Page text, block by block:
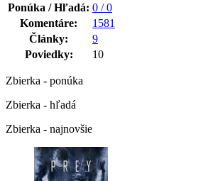
Ponúka / Hľadá: 0 / 0
Komentáre:
1581
Články:
9
Poviedky:
10
Zbierka - ponúka
Zbierka - hľadá
Zbierka - najnovšie